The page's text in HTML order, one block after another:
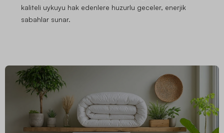
kaliteli uykuyu hak edenlere huzurlu geceler, enerjik
sabahlar sunar.